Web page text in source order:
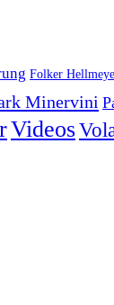
Folker
Minervini
Videos